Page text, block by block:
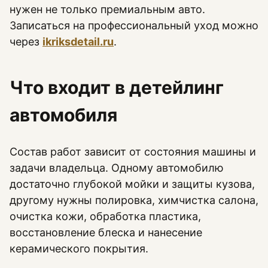
нужен не только премиальным авто.
Записаться на профессиональный уход можно
через ikriksdetail.ru.
Что входит в детейлинг
автомобиля
Состав работ зависит от состояния машины и
задачи владельца. Одному автомобилю
достаточно глубокой мойки и защиты кузова,
другому нужны полировка, химчистка салона,
очистка кожи, обработка пластика,
восстановление блеска и нанесение
керамического покрытия.